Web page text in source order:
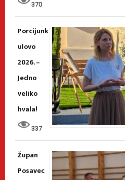
370
Porcijunk
ulovo
2026. –
Jedno
veliko
hvala!
337
Župan
Posavec